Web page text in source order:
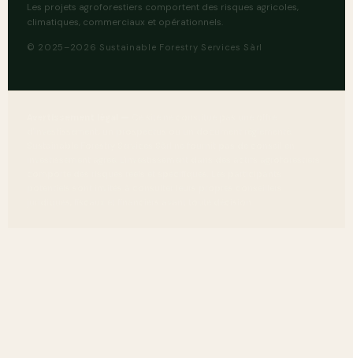
Les projets agroforestiers comportent des risques agricoles,
climatiques, commerciaux et opérationnels.
© 2025–2026 Sustainable Forestry Services Sàrl